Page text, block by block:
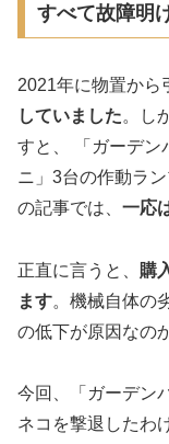
すべて故障明
2021年に物置から
していました。し
すと、 「ガーデン
ニ」3台の作動ラ
の記事では、 一応
正直に言うと、 購
ます。機械自体の
の低下が原因なの
今回、「ガーデン
ネコを撃退したわ